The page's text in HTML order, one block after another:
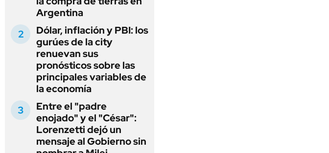
Argentina
Dólar, inflación y PBI: los
gurúes de la city
renuevan sus
pronósticos sobre las
principales variables de
la economía
Entre el "padre
enojado" y el "César":
Lorenzetti dejó un
mensaje al Gobierno sin